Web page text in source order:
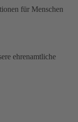
für Menschen
ehrenamtliche